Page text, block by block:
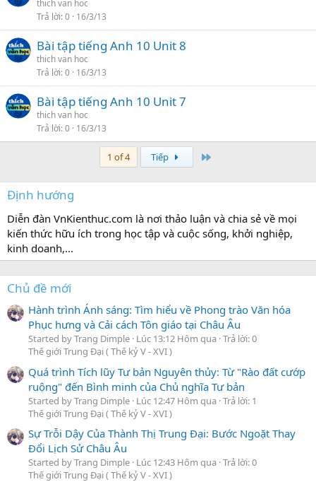
thich van hoc
Trả lời 0 16/3/13
Bài tập tiếng Anh 10 Unit 8
thich van hoc
Trả lời 0 16/3/13
Bài tập tiếng Anh 10 Unit 7
thich van hoc
Trả lời 0 16/3/13
1 of 4 Tiếp
Định hướng
Diễn đàn VnKienthuc.com là nơi thảo luận và chia sẻ về mọi
kiến thức hữu ích trong học tập và cuộc sống, khởi nghiệp,
kinh doanh,...
Chủ đề mới
Hành trình Ánh sáng: Tìm hiểu về Phong trào Văn hóa
Phục hưng và Cải cách Tôn giáo tại Châu Âu
Started by Trang Dimple Lúc 13:12 Hôm qua Trả lời: 0
Thế giới Trung Đại ( Thế kỷ V - XVI )
Quá trình Tích lũy Tư bản Nguyên thủy: Từ "Rào đất cướp
ruộng" đến Bình minh của Chủ nghĩa Tư bản
Started by Trang Dimple Lúc 12:47 Hôm qua Trả lời: 1
Thế giới Trung Đại ( Thế kỷ V - XVI )
Sự Trỗi Dậy Của Thành Thị Trung Đại: Bước Ngoặt Thay
Đổi Lịch Sử Châu Âu
Started by Trang Dimple Lúc 12:43 Hôm qua Trả lời: 0
Thế giới Trung Đại ( Thế kỷ V - XVI )